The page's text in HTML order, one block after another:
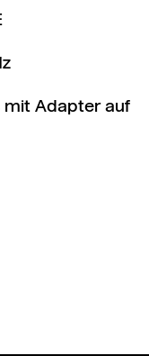
mit Adapter auf